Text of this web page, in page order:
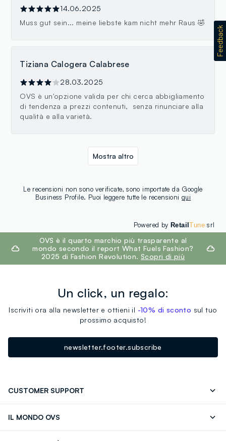
14.06.2025
Muss gut sein... meine liebste kam nicht mehr Raus 🤣
Tiziana Calogera Calabrese
28.03.2025
OVS è un'opzione valida per chi cerca abbigliamento
di tendenza a prezzi contenuti, senza rinunciare alla
qualità e alla varietà.
Le recensioni non sono verificate, sono importate da Google
Business Profile. Puoi leggere tutte le recensioniqui
Mostra altro
Powered by RetailTunesrl
footer.ariatitleOVS è il quarto marchio più trasparente al
mondo secondo il report What Fuels Fashion?
2025 di Fashion Revolution. Scopri di più
Un click, un regalo:
Iscriviti ora alla newsletter e ottieni il -10% di sconto sul tuo
prossimo acquisto!
newsletter.footer.subscribe
CUSTOMER SUPPORT
IL MONDO OVS